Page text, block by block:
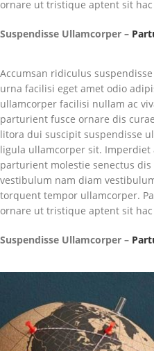
ornare ut tristique aptent sit
Suspendisse Ullamcorper –
Accumsan ridiculus
urna facilisi eget amet odio
ullamcorper facilisi nullam ac
parturient fusce ornare dis
litora dui suscipit suspendisse
ligula ullamcorper sit. Imperdiet
parturient molestie senectus
vestibulum nam diam
torquent tempor ullamcorper.
ornare ut tristique aptent sit
Suspendisse Ullamcorper –